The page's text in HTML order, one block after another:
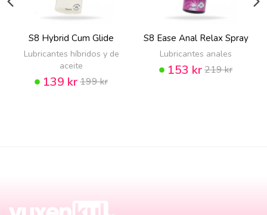
S8 Hybrid Cum Glide
Lubricantes híbridos y de
aceite
139 kr199 kr
S8 Ease Anal Relax Spray
Lubricantes anales
153 kr219 kr